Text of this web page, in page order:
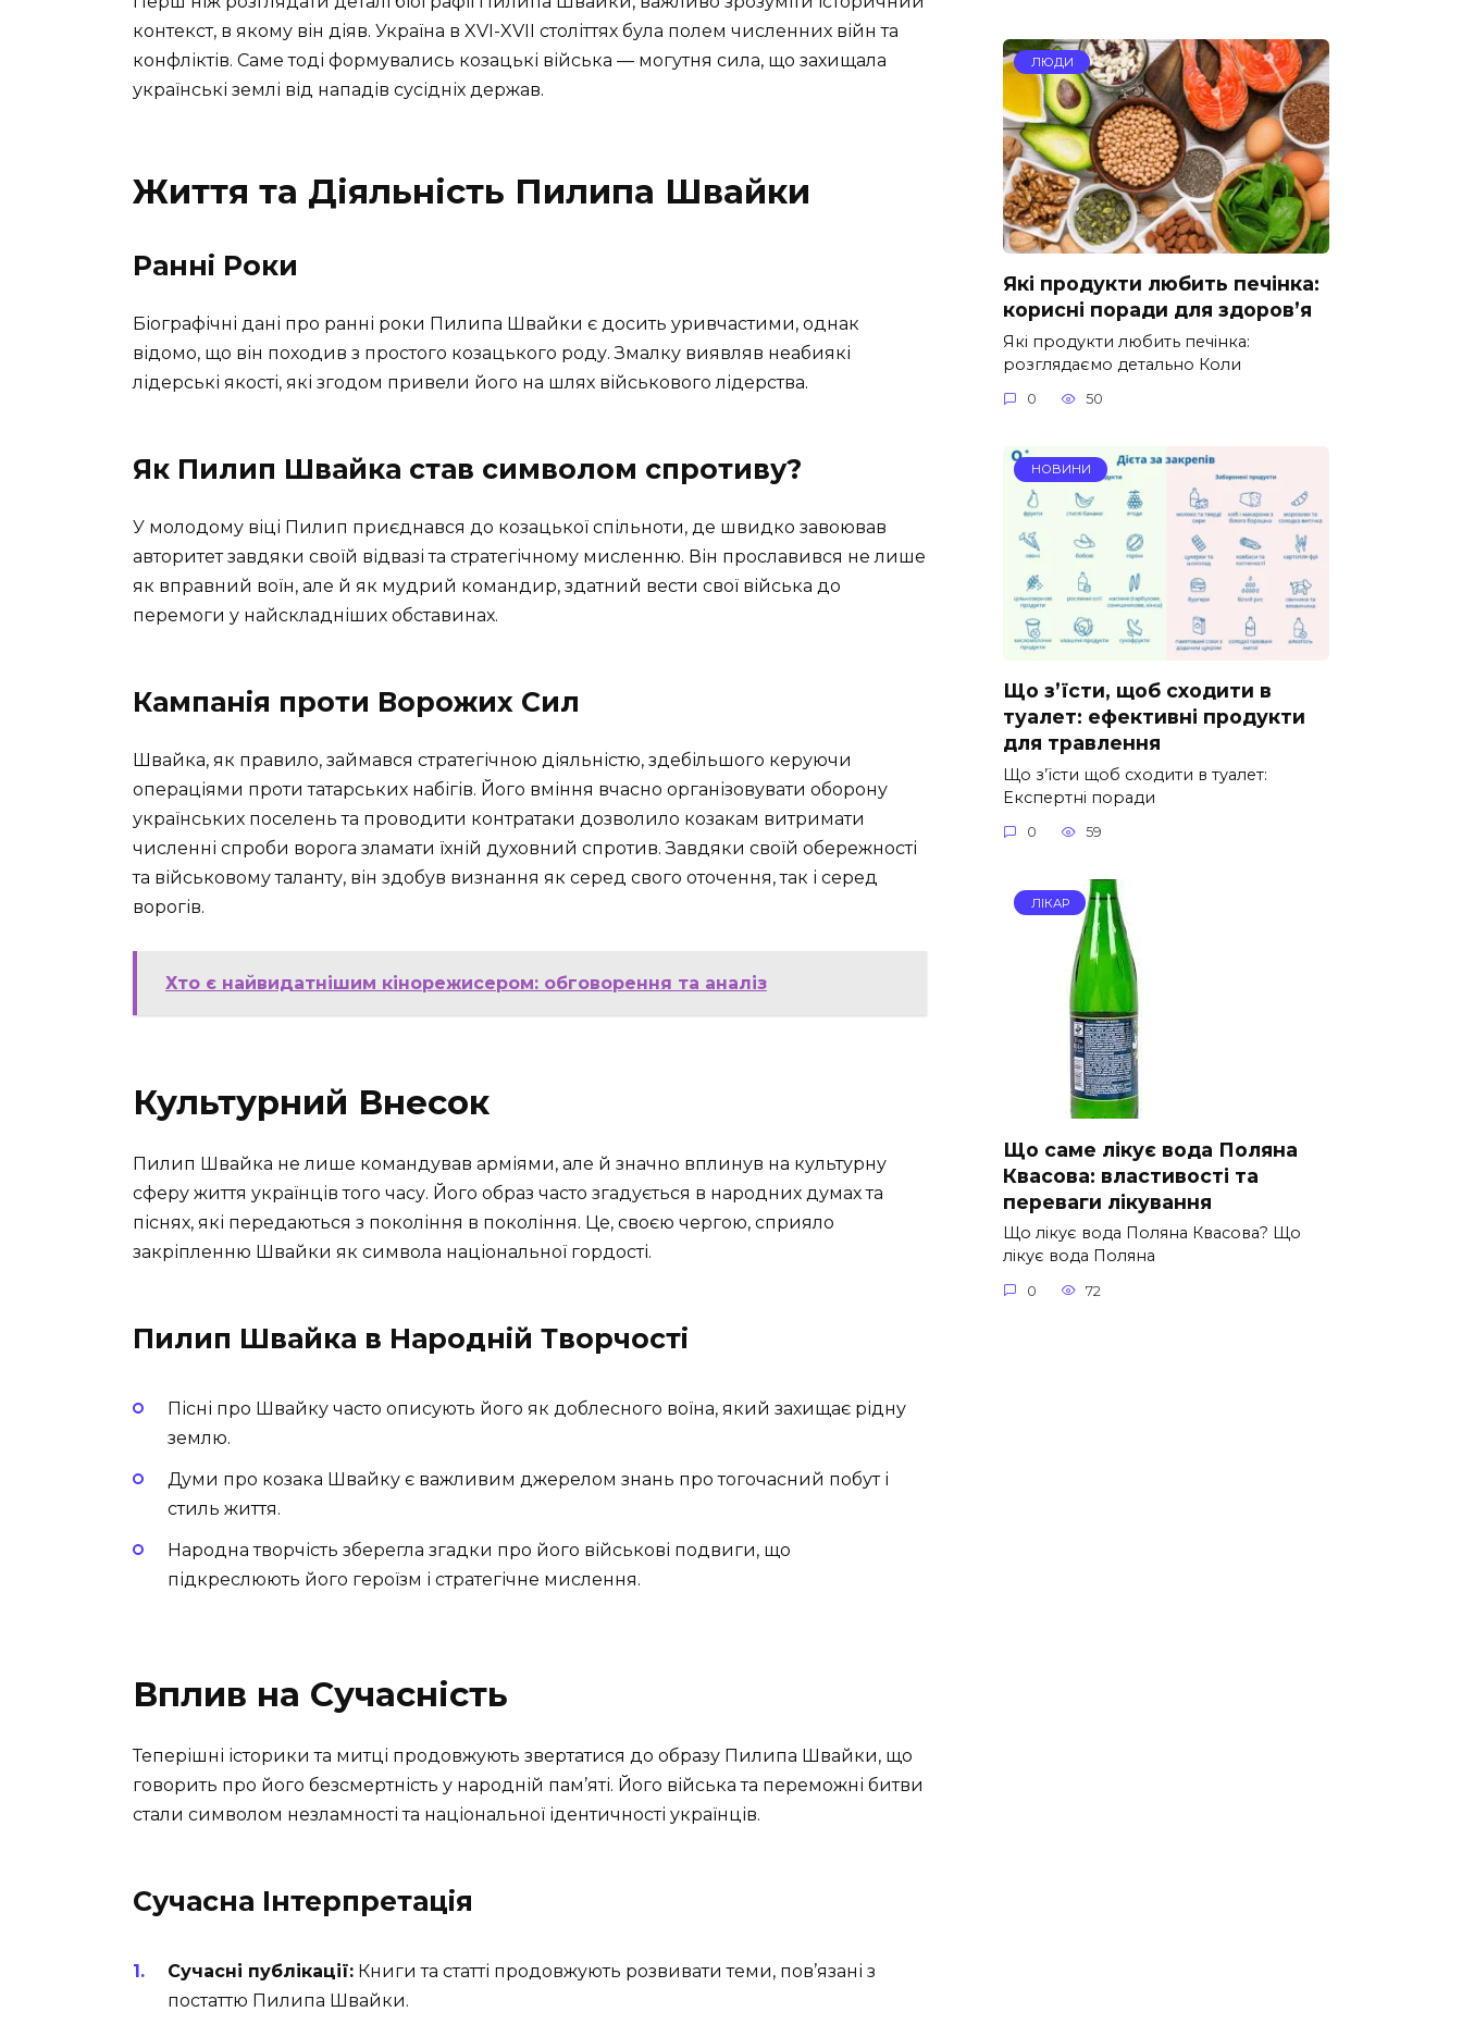
контекст, в якому він діяв. Україна в XVI-XVII століттях була полем численних війн та
конфліктів. Саме тоді формувались козацькі війська — могутня сила, що захищала
українські землі від нападів сусідніх держав.
Життя та Діяльність Пилипа Швайки
Ранні Роки
Біографічні дані про ранні роки Пилипа Швайки є досить уривчастими, однак
відомо, що він походив з простого козацького роду. Змалку виявляв неабиякі
лідерські якості, які згодом привели його на шлях військового лідерства.
Як Пилип Швайка став символом спротиву?
У молодому віці Пилип приєднався до козацької спільноти, де швидко завоював
авторитет завдяки своїй відвазі та стратегічному мисленню. Він прославився не лише
як вправний воїн, але й як мудрий командир, здатний вести свої війська до
перемоги у найскладніших обставинах.
Кампанія проти Ворожих Сил
Швайка, як правило, займався стратегічною діяльністю, здебільшого керуючи
операціями проти татарських набігів. Його вміння вчасно організовувати оборону
українських поселень та проводити контратаки дозволило козакам витримати
численні спроби ворога зламати їхній духовний спротив. Завдяки своїй обережності
та військовому таланту, він здобув визнання як серед свого оточення, так і серед
ворогів.
Хто є найвидатнішим кінорежисером: обговорення та аналіз
Культурний Внесок
Пилип Швайка не лише командував арміями, але й значно вплинув на культурну
сферу життя українців того часу. Його образ часто згадується в народних думах та
піснях, які передаються з покоління в покоління. Це, своєю чергою, сприяло
закріпленню Швайки як символа національної гордості.
Пилип Швайка в Народній Творчості
Пісні про Швайку часто описують його як доблесного воїна, який захищає рідну
землю.
Думи про козака Швайку є важливим джерелом знань про тогочасний побут і
стиль життя.
Народна творчість зберегла згадки про його військові подвиги, що
підкреслюють його героїзм і стратегічне мислення.
Вплив на Сучасність
Теперішні історики та митці продовжують звертатися до образу Пилипа Швайки, що
говорить про його безсмертність у народній пам’яті. Його війська та переможні битви
стали символом незламності та національної ідентичності українців.
Сучасна Інтерпретація
Сучасні публікації: Книги та статті продовжують розвивати теми, пов’язані з
постаттю Пилипа Швайки.
ЛЮДИ
Які продукти любить печінка:
корисні поради для здоров’я
Які продукти любить печінка:
розглядаємо детально Коли
0 50
НОВИНИ
Що з’їсти, щоб сходити в
туалет: ефективні продукти
для травлення
Що з’їсти щоб сходити в туалет:
Експертні поради
0 59
ЛІКАР
Що саме лікує вода Поляна
Квасова: властивості та
переваги лікування
Що лікує вода Поляна Квасова? Що
лікує вода Поляна
0 72